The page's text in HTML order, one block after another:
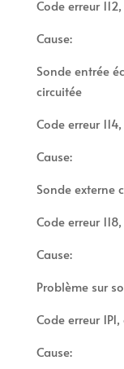
Code erreur
Cause:
Sonde entrée
circuitée
Code erreur
Cause:
Sonde externe
Code erreur
Cause:
Problème sur
Code erreur
Cause: